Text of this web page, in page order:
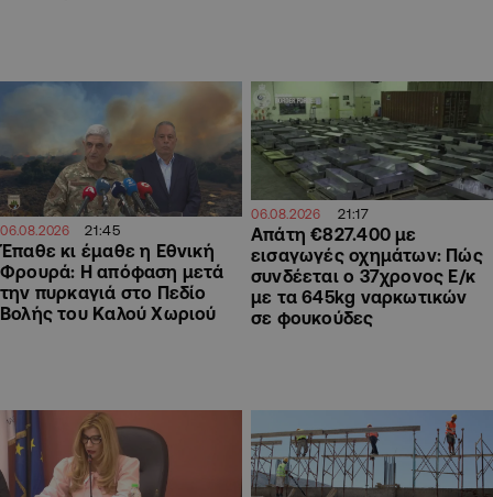
06.08.2026 21:45
Έπαθε κι έμαθε η Εθνική
Φρουρά: Η απόφαση μετά
την πυρκαγιά στο Πεδίο
Βολής του Καλού Χωριού
06.08.2026 21:17
Απάτη €827.400 με
εισαγωγές οχημάτων: Πώς
συνδέεται ο 37χρονος Ε/κ
με τα 645kg ναρκωτικών
σε φουκούδες